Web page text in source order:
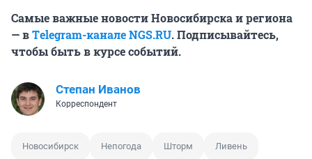
Самые важные новости Новосибирска и региона
— вТelegram-канале NGS.RU. Подписывайтесь,
чтобы быть в курсе событий.
Степан Иванов
Корреспондент
Новосибирск Непогода Шторм Ливень